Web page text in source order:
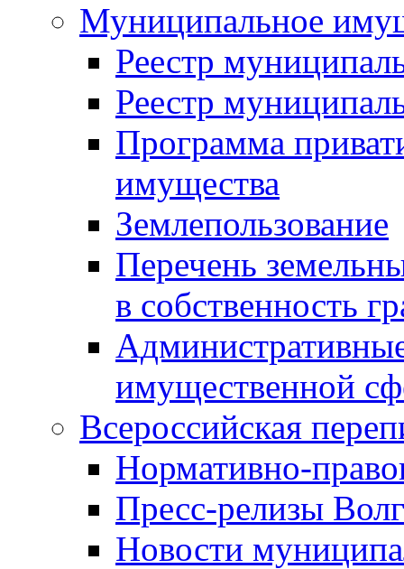
Муниципальное
Реестр
Реестр
Программа
имущества
Землепользование
Перечень
в собственность
имущественной
Всероссийская
Нормативно-
Пресс-релизы
Новости